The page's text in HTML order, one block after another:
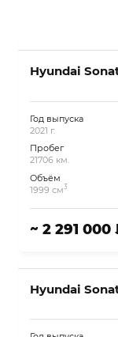
Hyundai
Год выпуска
2021 г.
Пробег
21706 км.
Объём
1999 см3
~ 2 291 000
Hyundai